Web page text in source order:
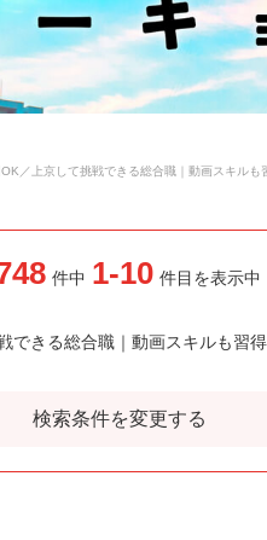
／上京して挑戦できる総合職｜動画スキルも
件中 1-10 件目を表示中
できる総合職｜動画スキルも習得
検索条件を変更する